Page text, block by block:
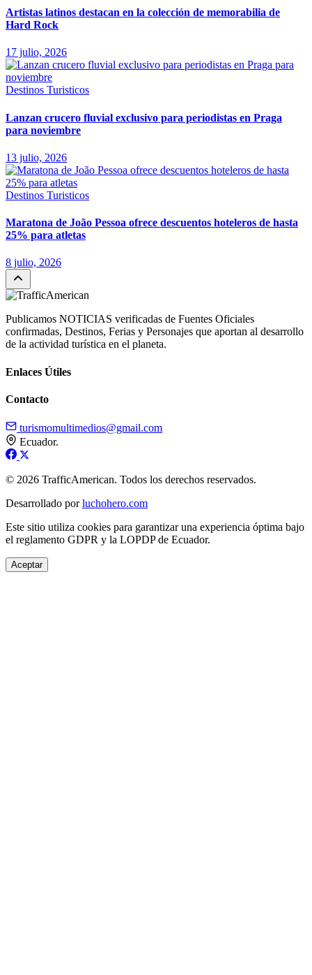
Artistas latinos destacan en la colección de memorabilia de
Hard Rock
17 julio, 2026
Destinos Turisticos
Lanzan crucero fluvial exclusivo para periodistas en Praga
para noviembre
13 julio, 2026
Destinos Turisticos
Maratona de João Pessoa ofrece descuentos hoteleros de hasta
25% para atletas
8 julio, 2026
Publicamos NOTICIAS verificadas de Fuentes Oficiales
confirmadas, Destinos, Ferias y Personajes que aportan al desarrollo
de la actividad turística en el planeta.
Enlaces Útiles
Contacto
turismomultimedios@gmail.com
Ecuador.
© 2026 TrafficAmerican. Todos los derechos reservados.
Desarrollado porluchohero.com
Este sitio utiliza cookies para garantizar una experiencia óptima bajo
el reglamento GDPR y la LOPDP de Ecuador.
Aceptar